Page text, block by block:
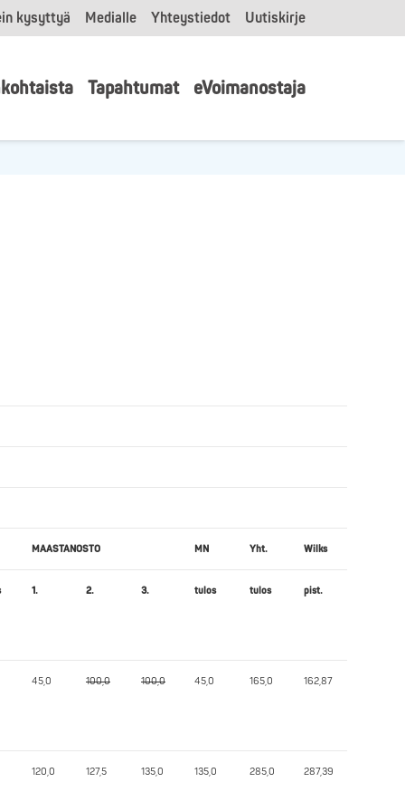
kysyttyä Medialle Yhteystiedot Uutiskirje
Tapahtumat eVoimanostaja
MAASTANOSTO MN Yht. Wilks
1. 2. 3. tulos tulos pist.
45,0 100,0 100,0 45,0 165,0 162,87
120,0 127,5 135,0 135,0 285,0 287,39